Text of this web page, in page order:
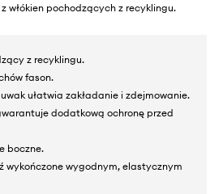
włókien pochodzących z recyklingu.
z recyklingu.
fason.
ułatwia zakładanie i zdejmowanie.
dodatkową ochronę przed
boczne.
wykończone wygodnym, elastycznym